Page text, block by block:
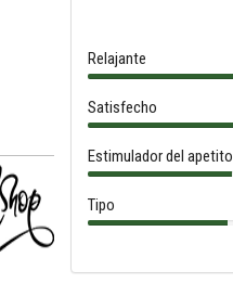
Relajante
Satisfecho
Estimulador del apetito
Tipo